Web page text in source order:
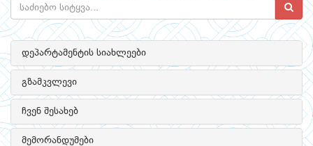
დეპარტამენტის სიახლეები
გზამკვლევი
ჩვენ შესახებ
მემორანდუმები